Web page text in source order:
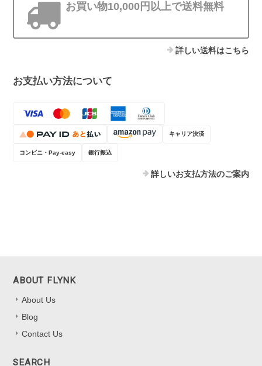
お買い物10,000円以上で送料無料
詳しい送料はこちら
お支払い方法について
キャリア決済
コンビニ・Pay-easy 銀行振込
詳しいお支払方法のご案内
ABOUT FLYNK
About Us
Blog
Contact Us
SEARCH